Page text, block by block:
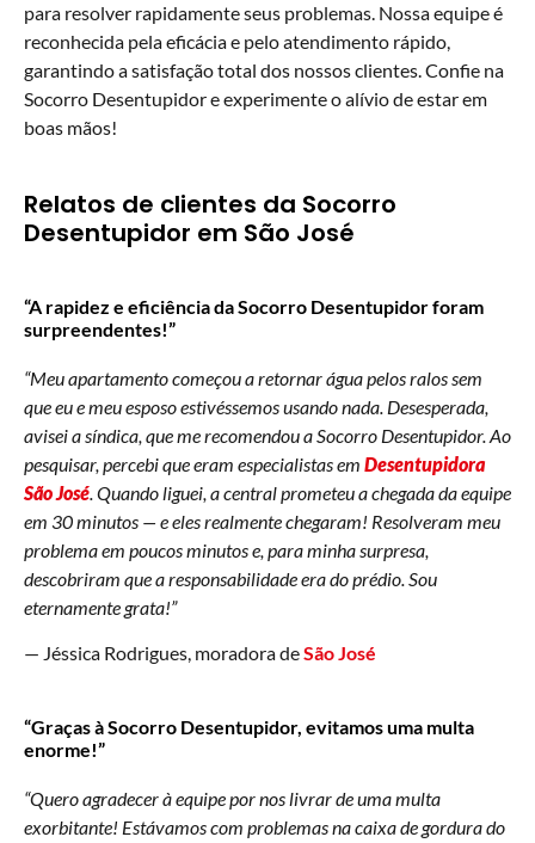
para resolver rapidamente seus problemas. Nossa equipe é
reconhecida pela eficácia e pelo atendimento rápido,
garantindo a satisfação total dos nossos clientes. Confie na
Socorro Desentupidor e experimente o alívio de estar em
boas mãos!
Relatos de clientes da Socorro
Desentupidor em São José
“A rapidez e eficiência da Socorro Desentupidor foram
surpreendentes!”
“Meu apartamento começou a retornar água pelos ralos sem
que eu e meu esposo estivéssemos usando nada. Desesperada,
avisei a síndica, que me recomendou a Socorro Desentupidor. Ao
pesquisar, percebi que eram especialistas em Desentupidora
São José. Quando liguei, a central prometeu a chegada da equipe
em 30 minutos — e eles realmente chegaram! Resolveram meu
problema em poucos minutos e, para minha surpresa,
descobriram que a responsabilidade era do prédio. Sou
eternamente grata!”
— Jéssica Rodrigues, moradora deSão José
“Graças à Socorro Desentupidor, evitamos uma multa
enorme!”
“Quero agradecer à equipe por nos livrar de uma multa
exorbitante! Estávamos com problemas na caixa de gordura do